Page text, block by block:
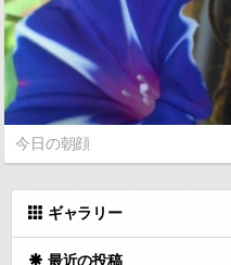
今日の朝顔
ギャラリー
最近の投稿